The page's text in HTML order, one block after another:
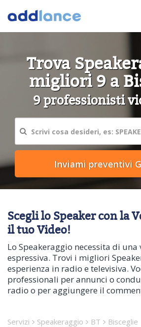
Trova
migliori 9 a
9 professionisti
Scegli lo Speaker con la
il tuo Video!
Lo Speakeraggio necessita di una
espressiva. Trovi i migliori
esperienza in radio e televisiva.
professionali per annunci o
radio o per aggiungere il
Servizi Speakeraggio BT Bisceglie